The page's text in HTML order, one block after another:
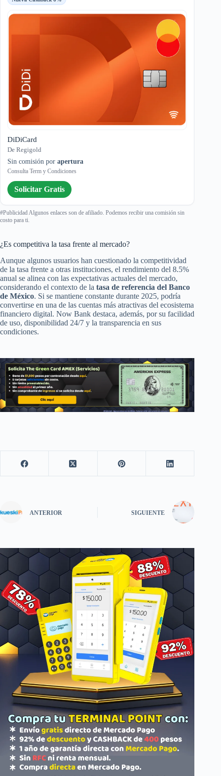
DiDiCard
De Regigold
Sin comisión por apertura
Consulta Term y Condiciones
Solicitar Gratis
#Publicidad Algunos enlaces son de afiliado. Podemos recibir una comisión sin
costo para ti.
¿Es competitiva la tasa frente al mercado?
Aunque algunos usuarios han cuestionado la competitividad
de la tasa frente a otras instituciones, el rendimiento del 8.5%
anual se alinea con las expectativas actuales del mercado,
considerando el contexto de la tasa de referencia del Banco
de México. Si se mantiene constante durante 2025, podría
convertirse en una de las cuentas más atractivas del ecosistema
financiero digital. Now Bank destaca, además, por su facilidad
de uso, disponibilidad 24/7 y la transparencia en sus
condiciones.
ANTERIOR SIGUIENTE